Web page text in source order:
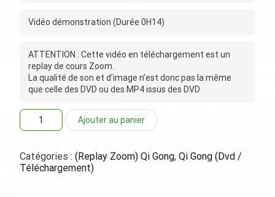
Vidéo démonstration (Durée 0H14)
ATTENTION : Cette vidéo en téléchargement est un
replay de cours Zoom.
La qualité de son et d’image n’est donc pas la même
que celle des DVD ou des MP4 issus des DVD
quantité
de
Qi
Gong
Ajouter au panier
Catégories : (Replay Zoom) Qi Gong, Qi Gong (Dvd /
Téléchargement)